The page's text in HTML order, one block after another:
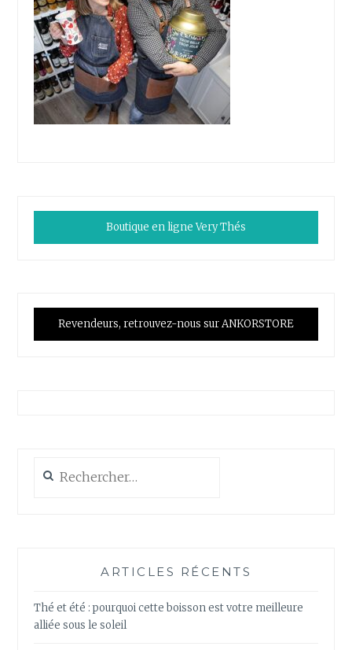
Boutique en ligne Very Thés
Revendeurs, retrouvez-nous sur ANKORSTORE
ARTICLES RÉCENTS
Thé et été : pourquoi cette boisson est votre meilleure
alliée sous le soleil